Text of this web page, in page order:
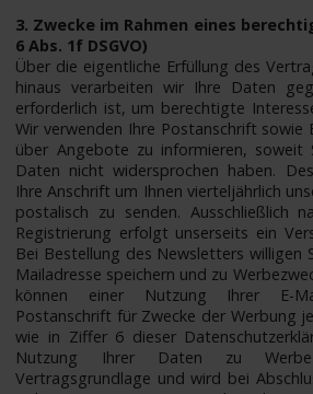
3. Zwecke im Rahmen eines
6 Abs. 1f DSGVO)
Über die eigentliche Erfüllung des
hinaus verarbeiten wir Ihre Daten
erforderlich ist, um berechtigte
Wir verwenden Ihre Postanschrift sowie
über Angebote zu informieren, soweit
Daten nicht widersprochen haben.
Ihre Anschrift um Ihnen vierteljährlich
postalisch zu senden. Ausschließlich
Registrierung erfolgt unserseits ein
Bei Bestellung des Newsletters willigen
Mailadresse speichern und zu
können einer Nutzung Ihrer E-
Postanschrift für Zwecke der Werbung
wie in Ziffer 6 dieser
Nutzung Ihrer Daten zu
Vertragsgrundlage und wird bei